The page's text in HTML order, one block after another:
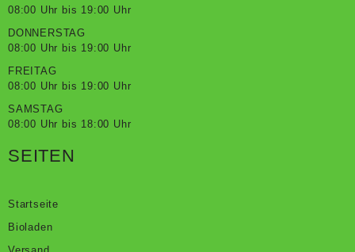
08:00 Uhr bis 19:00 Uhr
DONNERSTAG
08:00 Uhr bis 19:00 Uhr
FREITAG
08:00 Uhr bis 19:00 Uhr
SAMSTAG
08:00 Uhr bis 18:00 Uhr
SEITEN
Startseite
Bioladen